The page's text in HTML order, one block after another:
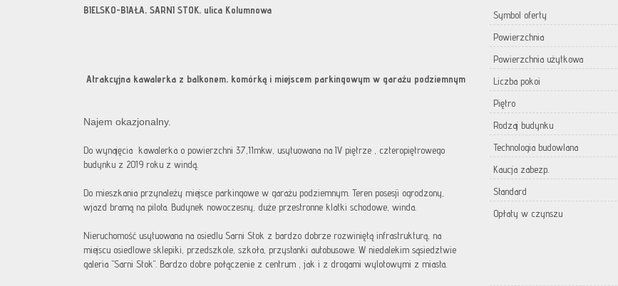
BIELSKO-BIAŁA, SARNI STOK, ulica Kolumnowa
Atrakcyjna kawalerka z balkonem, komórką i miejscem parkingowym w garażu podziemnym
Najem okazjonalny.
Do wynajęcia kawalerka o powierzchni 37,11mkw, usytuowana na IV piętrze , czteropiętrowego
budynku z 2019 roku z windą.
Do mieszkania przynależy miejsce parkingowe w garażu podziemnym. Teren posesji ogrodzony,
wjazd bramą na pilota. Budynek nowoczesny, duże przestronne klatki schodowe, winda.
Nieruchomość usytuowana na osiedlu Sarni Stok z bardzo dobrze rozwiniętą infrastrukturą, na
miejscu osiedlowe sklepiki, przedszkole, szkoła, przystanki autobusowe. W niedalekim sąsiedztwie
galeria "Sarni Stok". Bardzo dobre połączenie z centrum , jak i z drogami wylotowymi z miasta.
Symbol oferty
Powierzchnia
Powierzchnia użytkowa
Liczba pokoi
Piętro
Rodzaj budynku
Technologia budowlana
Kaucja zabezp.
Standard
Opłaty w czynszu